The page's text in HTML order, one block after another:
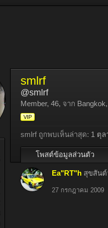
smlrf
@smlrf
Member, 46, จาก
VIP
smlrf ถูกพบเห็นล่าสุด: 1 ตุล
โพสต์ข้อมูลส่วนตัว
Ea"RT"h สุขสันต์
27 กรกฎาคม 2009